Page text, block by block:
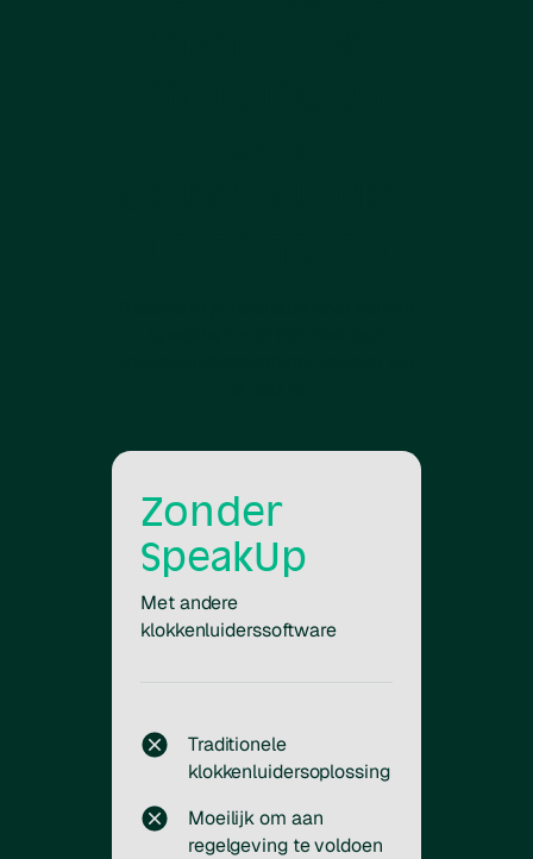
Zonder
SpeakUp
Met andere
klokkenluiderssoftware
Traditionele
klokkenluidersoplossing
Moeilijk om aan
regelgeving te voldoen